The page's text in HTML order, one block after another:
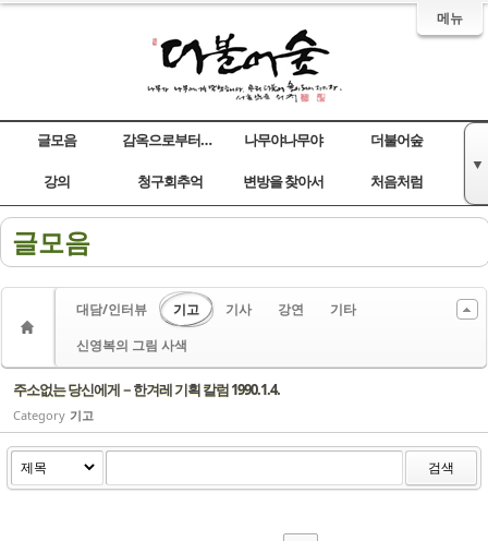
메뉴
글모음 감옥으로부터의 사색 나무야나무야 더불어숲
강의
▼
청구회추억
변방을 찾아서 처음처럼
글모음
대담/인터뷰 기고 기사 강연
기타
신영복의 그림 사색
주소없는 당신에게－한겨레 기획 칼럼 1990.1.4.
Category 기고
검색
Sketchbook5, 스케치북5
Sketchbook5, 스케치북5
Sketchbook5, 스케치북5
Sketchbook5, 스케치북5